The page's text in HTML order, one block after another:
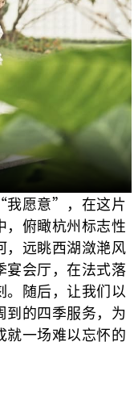
我愿意”，在这片
，俯瞰杭州标志性
，远眺西湖潋滟风
宴会厅，在法式落
。随后，让我们以
到的四季服务，为
就一场难以忘怀的